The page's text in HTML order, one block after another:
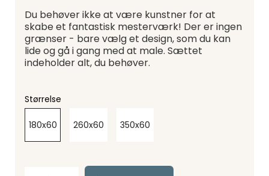
Du behøver ikke at være kunstner for at
skabe et fantastisk mesterværk! Der er ingen
grænser - bare vælg et design, som du kan
lide og gå i gang med at male. Sættet
indeholder alt, du behøver.
Størrelse
180x60 260x60 350x60